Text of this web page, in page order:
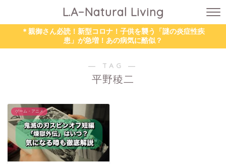
L.A−Natural Living
＊親御さん必読！新型コロナ！子供を襲う「謎の炎症性疾
患」が急増！あの病気に酷似？
― TAG ―
平野稜二
ゲーム・アニメ